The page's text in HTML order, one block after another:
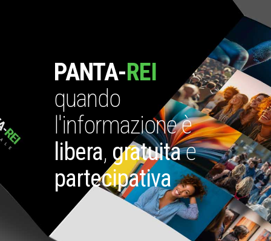
PANTA-REI
quando
l'informazione è
libera, gratuitae
partecipativa